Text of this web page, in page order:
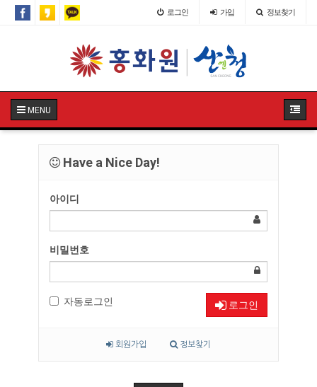
로그인 가입 정보찾기
MENU
Have a Nice Day!
아이디
비밀번호
자동로그인 로그인
회원가입 정보찾기